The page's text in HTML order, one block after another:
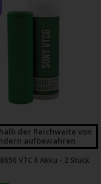
der Reichweite von
aufbewahren
VTC 6 Akku - 2 Stück